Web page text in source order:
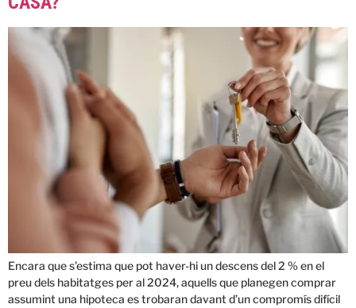
Encara que s’estima que pot haver-hi un descens del 2 % en el
preu dels habitatges per al 2024, aquells que planegen comprar
assumint una hipoteca es trobaran davant d’un compromís difícil